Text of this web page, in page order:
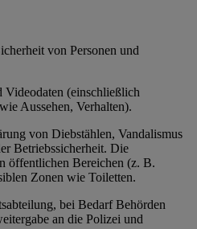
von Personen und
Videodaten (einschließlich
Aussehen, Verhalten).
von Diebstählen, Vandalismus
Betriebssicherheit. Die
öffentlichen Bereichen (z. B.
Zonen wie Toiletten.
bei Bedarf Behörden
an die Polizei und